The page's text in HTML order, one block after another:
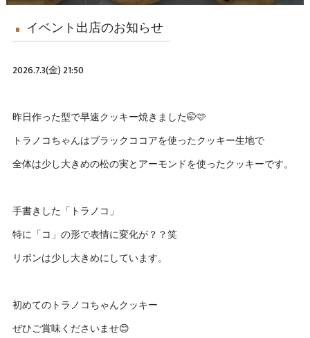
イベント出店のお知らせ
2026.7.3(金) 21:50
昨日作った型で早速クッキー焼きました🤭🩷
トラノコちゃんはブラックココアを使ったクッキー生地で
全体は少し大きめの松の実とアーモンドを使ったクッキーです。
手書きした「トラノコ」
特に「コ」の形で表情に変化が？？笑
リボンは少し大きめにしています。
初めてのトラノコちゃんクッキー
ぜひご賞味くださいませ😊